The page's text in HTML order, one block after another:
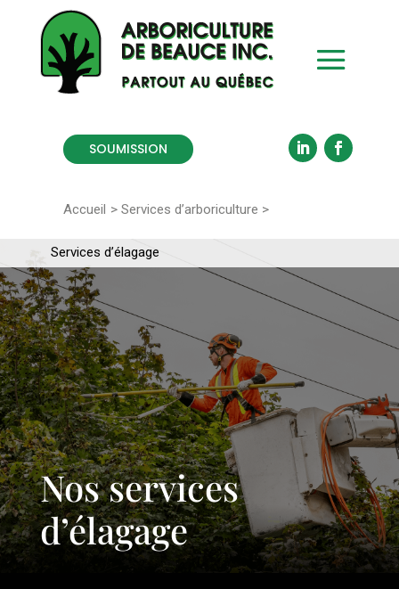
SOUMISSION
Accueil > Services d’arboriculture >
Services d’élagage
Nos services
d’élagage